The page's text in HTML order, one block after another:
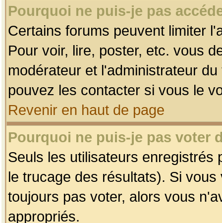
Pourquoi ne puis-je pas
Certains forums peuvent limiter
Pour voir, lire, poster, etc. vous
modérateur et l'administrateur
pouvez les contacter si vous le
Revenir en haut de page
Pourquoi ne puis-je pas voter
Seuls les utilisateurs enregistrés
le trucage des résultats). Si
toujours pas voter, alors vous
appropriés.